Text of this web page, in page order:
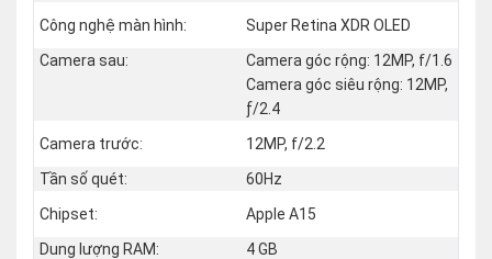
Công nghệ màn hình:
Super Retina XDR OLED
Camera sau:
Camera góc rộng: 12MP, f/1.6
Camera góc siêu rộng: 12MP,
ƒ/2.4
Camera trước:
12MP, f/2.2
Tần số quét:
60Hz
Chipset:
Apple A15
Dung lượng RAM:
4 GB